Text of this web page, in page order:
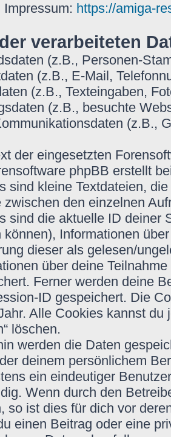
Impressum: https://amiga-
verarbeiteten
(z.B., Personen-
(z.B., E-Mail,
(z.B., Texteingaben,
(z.B., besuchte
(z.B.,
der eingesetzten
phpBB erstellt
sind kleine Textdateien,
zwischen den einzelnen
sind die aktuelle ID deiner
können), Informationen
dieser als gelesen/
über deine
Ferner werden deine
ID gespeichert. Die
Alle Cookies kannst du
löschen.
werden die Daten
deinem persönlichem
ein eindeutiger
Wenn durch den
so ist dies für dich vor
einen Beitrag oder eine